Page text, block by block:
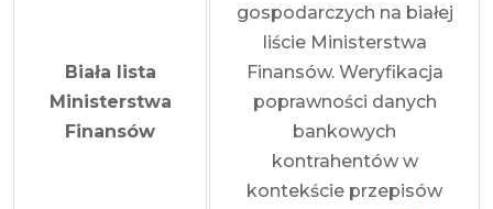
Biała lista
Ministerstwa
Finansów
gospodarczych na białej
liście Ministerstwa
Finansów. Weryfikacja
poprawności danych
bankowych
kontrahentów w
kontekście przepisów